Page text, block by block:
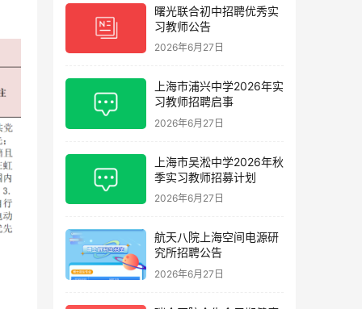
曙光联合初中招聘优秀实
习教师公告
2026年6月27日
上海市浦兴中学2026年实
习教师招聘启事
2026年6月27日
上海市吴淞中学2026年秋
季实习教师招募计划
2026年6月27日
航天八院上海空间电源研
究所招聘公告
2026年6月27日